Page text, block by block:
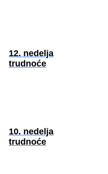
12. nedelja
trudnoće
10. nedelja
trudnoće